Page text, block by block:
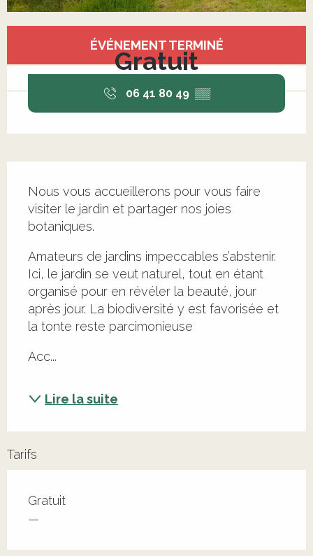
Ouverture et coordonnées
ÉVÉNEMENT TERMINÉ
Gratuit
06 41 80 49 ▒▒
Nous vous accueillerons pour vous faire
visiter le jardin et partager nos joies
botaniques.
Amateurs de jardins impeccables s’abstenir.
Ici, le jardin se veut naturel, tout en étant
organisé pour en révéler la beauté, jour
après jour. La biodiversité y est favorisée et
la tonte reste parcimonieuse
Acc...
Lire la suite
Tarifs
Tarifs 2026
Gratuit
—